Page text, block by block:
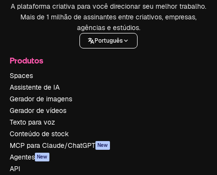
A plataforma criativa para você direcionar seu melhor trabalho.
Mais de 1 milhão de assinantes entre criativos, empresas,
agências e estúdios.
Português
Produtos
Spaces
Assistente de IA
Gerador de imagens
Gerador de vídeos
Texto para voz
Conteúdo de stock
MCP para Claude/ChatGPT New
Agentes New
API